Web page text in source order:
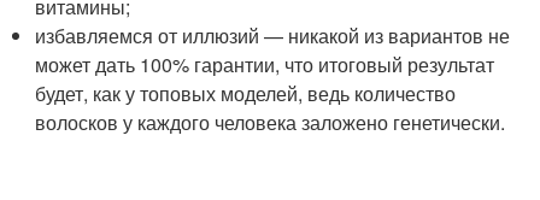
витамины;
избавляемся от иллюзий — никакой из вариантов не
может дать 100% гарантии, что итоговый результат
будет, как у топовых моделей, ведь количество
волосков у каждого человека заложено генетически.